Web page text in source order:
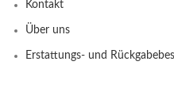
Kontakt
Über uns
Erstattungs- und